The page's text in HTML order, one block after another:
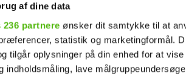
af dine data
236 partnere ønsker dit samtykke til at
statistik og marketingformål.
tilgår oplysninger på din enhed for at
indholdsmåling, lave
70 g
1/2 tsk
1 tsk